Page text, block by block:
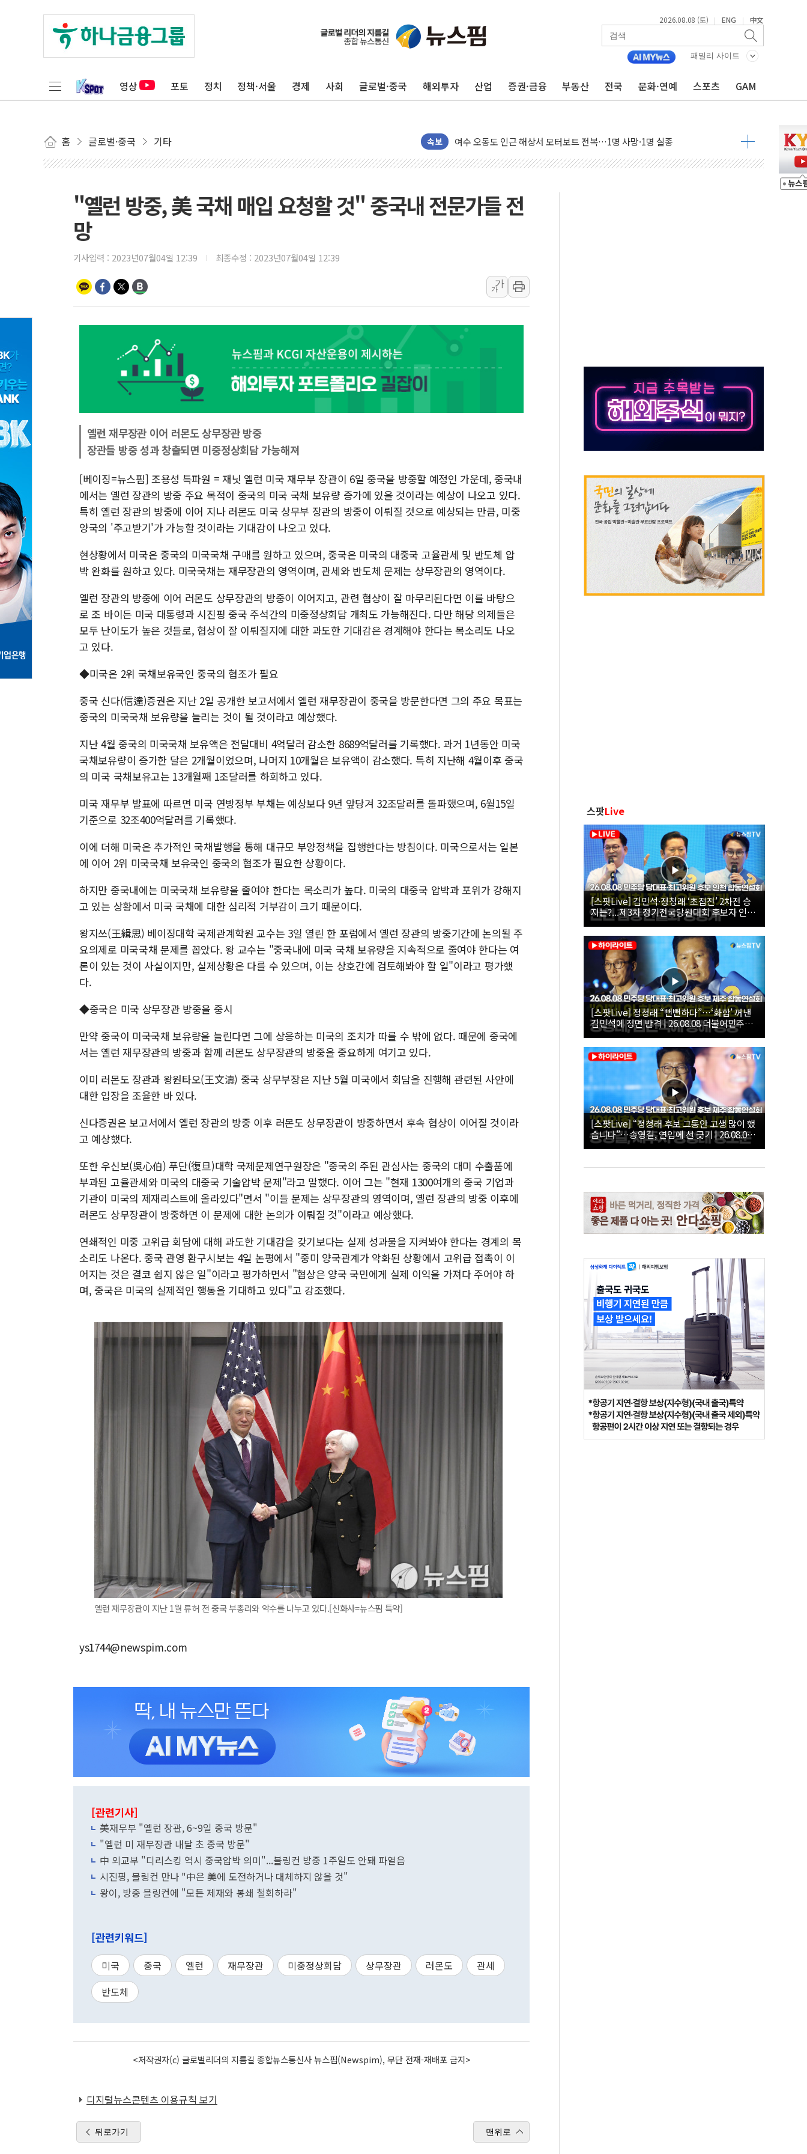
2026.08.08 (토) | ENG | 中文
패밀리 사이트
영상 포토 정치 정책·서울 경제 사회 글로벌·중국 해외투자 산업 증권·금융 부동산 전국 문화·연예 스포츠 GAM
홈 글로벌·중국 기타 속보
美, 이란전 출구전략 만지작…공습 한계·탄약 부족 현실화
강릉·동해·삼척 시간당 최대 50㎜ 폭우…강원 동해안 강한 비 어어져
폐기물 수거하다 참변…60대 환경미화원 수거차에 치여 사망
서울 중랑구 주택가서 흉기 난동…60대 남성 2명 숨져
여수 오동도 인근 해상서 모터보트 전복…1명 사망·1명 실종
인천 선재도 갯벌서 해루질 중 실종 60대 나흘만에 숨진 채 발견
'화합' 꺼낸 김민석에 '뻔뻔' 받아친 정청래…제주 연설서 신경전 고조
中 전방위 아파트 부양, 수도 베이징도 부동산 규제 철폐
인제 용대리 계곡서 수위 상승으로 피서객 7명 고립…전원 구조
강원 중·남부 동해안 시간당 50mm 이상 폭우…호우경보 발효
청양 밭에서 일하던 90대 숨져…온열질환 여부 조사
폭염에 車 운전면허 기능시험 오전 집중 편성…체감온도 38도 넘으면 중단
李대통령, 'ISA·주가누르기 방지법' 전면 재검토 지시
"옐런 방중, 美 국채 매입 요청할 것" 중국내 전문가들 전
망
기사입력 : 2023년07월04일 12:39 최종수정 : 2023년07월04일 12:39
가
가
옐런 재무장관 이어 러몬도 상무장관 방중
장관들 방중 성과 창출되면 미중정상회담 가능해져
[베이징=뉴스핌] 조용성 특파원 = 재닛 옐런 미국 재무부 장관이 6일 중국을 방중할 예정인 가운데, 중국내
에서는 옐런 장관의 방중 주요 목적이 중국의 미국 국채 보유량 증가에 있을 것이라는 예상이 나오고 있다.
특히 옐런 장관의 방중에 이어 지나 러몬도 미국 상무부 장관의 방중이 이뤄질 것으로 예상되는 만큼, 미중
양국의 '주고받기'가 가능할 것이라는 기대감이 나오고 있다.
현상황에서 미국은 중국의 미국국채 구매를 원하고 있으며, 중국은 미국의 대중국 고율관세 및 반도체 압
박 완화를 원하고 있다. 미국국채는 재무장관의 영역이며, 관세와 반도체 문제는 상무장관의 영역이다.
옐런 장관의 방중에 이어 러몬도 상무장관의 방중이 이어지고, 관련 협상이 잘 마무리된다면 이를 바탕으
로 조 바이든 미국 대통령과 시진핑 중국 주석간의 미중정상회담 개최도 가능해진다. 다만 해당 의제들은
모두 난이도가 높은 것들로, 협상이 잘 이뤄질지에 대한 과도한 기대감은 경계해야 한다는 목소리도 나오
고 있다.
◆미국은 2위 국채보유국인 중국의 협조가 필요
중국 신다(信達)증권은 지난 2일 공개한 보고서에서 옐런 재무장관이 중국을 방문한다면 그의 주요 목표는
중국의 미국국채 보유량을 늘리는 것이 될 것이라고 예상했다.
지난 4월 중국의 미국국채 보유액은 전달대비 4억달러 감소한 8689억달러를 기록했다. 과거 1년동안 미국
국채보유량이 증가한 달은 2개월이었으며, 나머지 10개월은 보유액이 감소했다. 특히 지난해 4월이후 중국
의 미국 국채보유고는 13개월째 1조달러를 하회하고 있다.
미국 재무부 발표에 따르면 미국 연방정부 부채는 예상보다 9년 앞당겨 32조달러를 돌파했으며, 6월15일
기준으로 32조400억달러를 기록했다.
이에 더해 미국은 추가적인 국채발행을 통해 대규모 부양정책을 집행한다는 방침이다. 미국으로서는 일본
에 이어 2위 미국국채 보유국인 중국의 협조가 필요한 상황이다.
하지만 중국내에는 미국국채 보유량을 줄여야 한다는 목소리가 높다. 미국의 대중국 압박과 포위가 강해지
고 있는 상황에서 미국 국채에 대한 심리적 거부감이 크기 때문이다.
왕지쓰(王緝思) 베이징대학 국제관계학원 교수는 3일 열린 한 포럼에서 옐런 장관의 방중기간에 논의될 주
요의제로 미국국채 문제를 꼽았다. 왕 교수는 "중국내에 미국 국채 보유량을 지속적으로 줄여야 한다는 여
론이 있는 것이 사실이지만, 실제상황은 다를 수 있으며, 이는 상호간에 검토해봐야 할 일"이라고 평가했
다.
◆중국은 미국 상무장관 방중을 중시
만약 중국이 미국국채 보유량을 늘린다면 그에 상응하는 미국의 조치가 따를 수 밖에 없다. 때문에 중국에
서는 옐런 재무장관의 방중과 함께 러몬도 상무장관의 방중을 중요하게 여기고 있다.
이미 러몬도 장관과 왕원타오(王文濤) 중국 상무부장은 지난 5월 미국에서 회담을 진행해 관련된 사안에
대한 입장을 조율한 바 있다.
신다증권은 보고서에서 옐런 장관의 방중 이후 러몬도 상무장관이 방중하면서 후속 협상이 이어질 것이라
고 예상했다.
또한 우신보(吳心伯) 푸단(復旦)대학 국제문제연구원장은 "중국의 주된 관심사는 중국의 대미 수출품에
부과된 고율관세와 미국의 대중국 기술압박 문제"라고 말했다. 이어 그는 "현재 1300여개의 중국 기업과
기관이 미국의 제재리스트에 올라있다"면서 "이들 문제는 상무장관의 영역이며, 옐런 장관의 방중 이후에
러몬도 상무장관이 방중하면 이 문제에 대한 논의가 이뤄질 것"이라고 예상했다.
연쇄적인 미중 고위급 회담에 대해 과도한 기대감을 갖기보다는 실제 성과물을 지켜봐야 한다는 경계의 목
소리도 나온다. 중국 관영 환구시보는 4일 논평에서 "중미 양국관계가 악화된 상황에서 고위급 접촉이 이
어지는 것은 결코 쉽지 않은 일"이라고 평가하면서 "협상은 양국 국민에게 실제 이익을 가져다 주어야 하
며, 중국은 미국의 실제적인 행동을 기대하고 있다"고 강조했다.
옐런 재무장관이 지난 1월 류허 전 중국 부총리와 악수를 나누고 있다.[신화사=뉴스핌 특약]
ys1744@newspim.com
[관련기사]
美재무부 "옐런 장관, 6~9일 중국 방문"
"옐런 미 재무장관 내달 초 중국 방문"
中 외교부 "디리스킹 역시 중국압박 의미"...블링컨 방중 1주일도 안돼 파열음
시진핑, 블링컨 만나 "中은 美에 도전하거나 대체하지 않을 것"
왕이, 방중 블링컨에 "모든 제재와 봉쇄 철회하라"
[관련키워드]
미국 중국 옐런 재무장관 미중정상회담 상무장관 러몬도
관세
반도체
<저작권자(c) 글로벌리더의 지름길 종합뉴스통신사 뉴스핌(Newspim), 무단 전재-재배포 금지>
디지털뉴스콘텐츠 이용규칙 보기
뒤로가기 맨위로
스팟Live
[스팟Live] 김민석·정청래 ‘초접전’ 2차전 승
자는?...제3차 정기전국당원대회 후보자 인천
합동연설회 생중계 | 26.08.08
[스팟Live] 정청래 “뻔뻔하다”…‘화합’ 꺼낸
김민석에 정면 반격 | 26.08.08 더불어민주당
당대표·최고위원 후보 제주 합동연설회
[스팟Live] “정청래 후보 그동안 고생 많이 했
습니다”…송영길, 연임에 선 긋기 | 26.08.08
더불어민주당 당대표·최고위원 후보 제주 합